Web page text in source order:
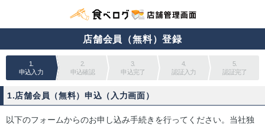
店舗会員（無料）登録
1.
申込入力
2.
申込確認
3.
申込完了
4.
認証入力
5.
認証完了
1.店舗会員（無料）申込（入力画面）
以下のフォームからのお申し込み手続きを行ってください。当社独